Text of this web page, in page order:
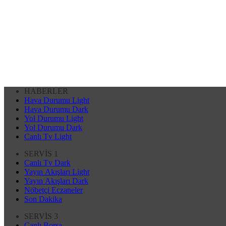
HABERLER
Hava Durumu Light
Hava Durumu Dark
Yol Durumu Light
Yol Durumu Dark
Canlı Tv Light
SERVİS 1
Canlı Tv Dark
Yayın Akışları Light
Yayın Akışları Dark
Nöbetçi Eczaneler
Son Dakika
SERVİS 3